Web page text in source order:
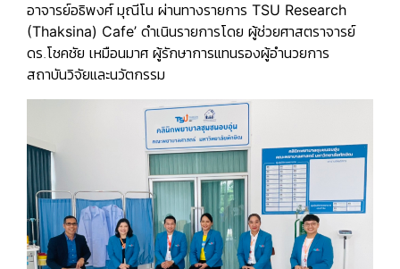
อาจารย์อธิพงศ์ มุณีโน ผ่านทางรายการ TSU Research
(Thaksina) Cafe’ ดำเนินรายการโดย ผู้ช่วยศาสตราจารย์
ดร.โชคชัย เหมือนมาศ ผู้รักษาการแทนรองผู้อำนวยการ
สถาบันวิจัยและนวัตกรรม